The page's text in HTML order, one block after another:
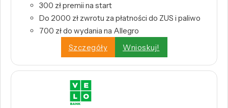
300 zł premii na start
Do 2000 zł zwrotu za płatności do ZUS i paliwo
700 zł do wydania na Allegro
Szczegóły
Wnioskuj!